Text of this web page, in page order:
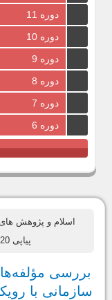
دوره 11
دوره 10
دوره 9
دوره 8
دوره 7
دوره 6
پیاپی 20، بهار و تابستان
بررسی
سازمانی با